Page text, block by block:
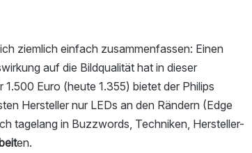
ziemlich einfach zusammenfassen: Einen
auf die Bildqualität hat in dieser
Euro (heute 1.355) bietet der Philips
Hersteller nur LEDs an den Rändern (Edge
tagelang in Buzzwords, Techniken, Hersteller-
en.